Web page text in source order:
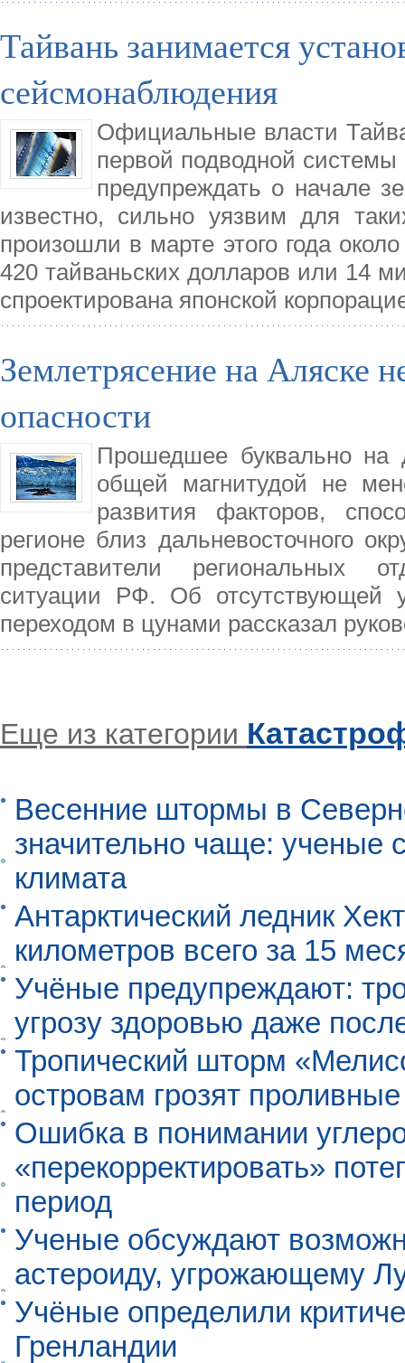
Тайвань занимается
сейсмонаблюдения
Официальные власти
первой подводной
предупреждать о начале
известно, сильно уязвим для
произошли в марте этого года
420 тайваньских долларов или 14
спроектирована японской
Землетрясение на Аляске
опасности
Прошедшее буквально на
общей магнитудой не
развития факторов,
регионе близ дальневосточного
представители региональных
ситуации РФ. Об отсутствующей
переходом в цунами рассказал
Еще из категории
Весенние штормы в
значительно чаще: ученые
климата
Антарктический ледник
километров всего за 15
Учёные предупреждают:
угрозу здоровью даже
Тропический шторм
островам грозят
Ошибка в понимании
«перекорректировать»
период
Ученые обсуждают
астероиду, угрожающему
Учёные определили
Гренландии